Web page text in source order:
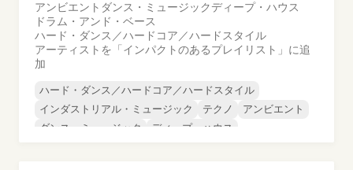
アンビエント ダンス・ミュージックディープ・ハウス
ドラム・アンド・ベース
ハード・ダンス／ハードコア／ハードスタイル
アーティストを「インパクトのあるプレイリスト」に追
加
ハード・ダンス／ハードコア／ハードスタイル
インダストリアル・ミュージック
テクノ
アンビエント
ダンス・ミュージック
ディープ・ハウス